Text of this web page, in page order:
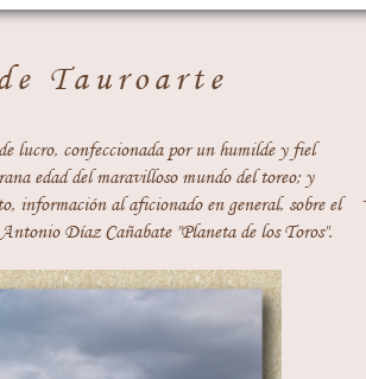
Tauroarte
lucro, confeccionada por un humilde y fiel
edad del maravilloso mundo del toreo; y
información al aficionado en general, sobre el
Díaz Cañabate "Planeta de los Toros".